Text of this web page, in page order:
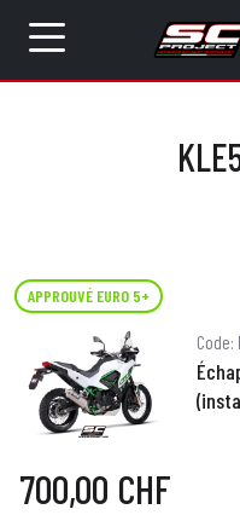
APPROUVÉ EURO 5+
Code:
700,00 CHF